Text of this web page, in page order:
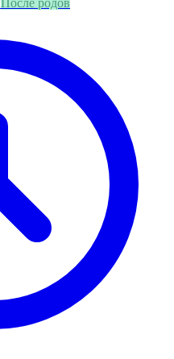
После родов